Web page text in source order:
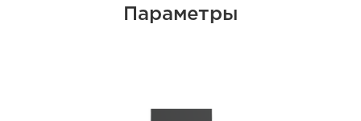
Параметры